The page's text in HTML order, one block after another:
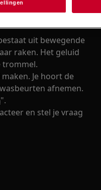
maakt tijdens het
uit bewegende
raken. Het geluid
trommel.
Je hoort de
afnemen.
".
en stel je vraag